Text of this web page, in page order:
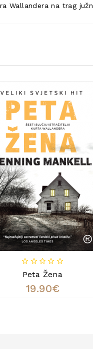
Wallandera na trag
Peta Žena
19.90€